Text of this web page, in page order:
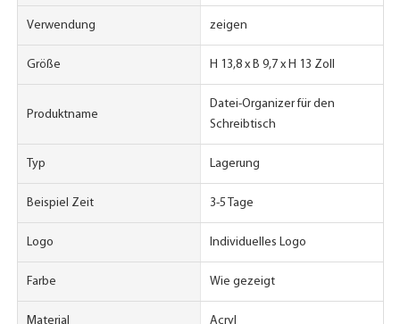
Verwendung zeigen
Größe H 13,8 x B 9,7 x H 13 Zoll
Produktname
Datei-Organizer für den
Schreibtisch
Typ Lagerung
Beispiel Zeit 3-5 Tage
Logo Individuelles Logo
Farbe Wie gezeigt
Material Acryl